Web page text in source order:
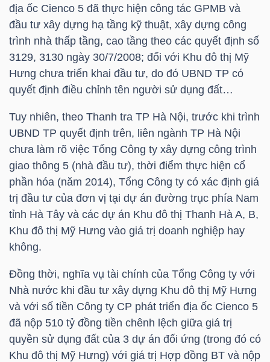
địa ốc Cienco 5 đã thực hiện công tác GPMB và
đầu tư xây dựng hạ tầng kỹ thuật, xây dựng công
trình nhà thấp tầng, cao tầng theo các quyết định số
3129, 3130 ngày 30/7/2008; đối với Khu đô thị Mỹ
Hưng chưa triển khai đầu tư, do đó UBND TP có
quyết định điều chỉnh tên người sử dụng đất…
Tuy nhiên, theo Thanh tra TP Hà Nội, trước khi trình
UBND TP quyết định trên, liên ngành TP Hà Nội
chưa làm rõ việc Tổng Công ty xây dựng công trình
giao thông 5 (nhà đầu tư), thời điểm thực hiện cổ
phần hóa (năm 2014), Tổng Công ty có xác định giá
trị đầu tư của đơn vị tại dự án đường trục phía Nam
tỉnh Hà Tây và các dự án Khu đô thị Thanh Hà A, B,
Khu đô thị Mỹ Hưng vào giá trị doanh nghiệp hay
không.
Đồng thời, nghĩa vụ tài chính của Tổng Công ty với
Nhà nước khi đầu tư xây dựng Khu đô thị Mỹ Hưng
và với số tiền Công ty CP phát triển địa ốc Cienco 5
đã nộp 510 tỷ đồng tiền chênh lệch giữa giá trị
quyền sử dụng đất của 3 dự án đối ứng (trong đó có
Khu đô thị Mỹ Hưng) với giá trị Hợp đồng BT và nộp
YẾU
TIÊU
DÙNG
THIẾT
YẾU
CHĂM
SÓC
SỨC
KHỎE
TÀI
CHÍNH